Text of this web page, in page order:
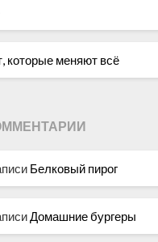
которые меняют всё
Белковый пирог
Домашние бургеры